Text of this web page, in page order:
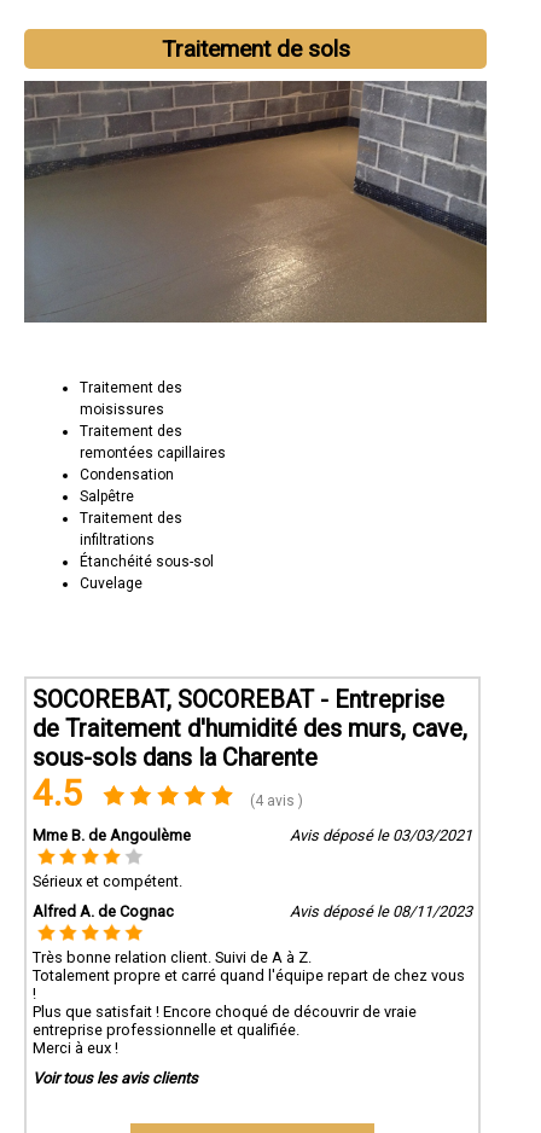
Traitement de sols
Traitement des
moisissures
Traitement des
remontées capillaires
Condensation
Salpêtre
Traitement des
infiltrations
Étanchéité sous-sol
Cuvelage
SOCOREBAT, SOCOREBAT - Entreprise
de Traitement d'humidité des murs, cave,
sous-sols dans la Charente
4.5 (4 avis )
Mme B. de Angoulème Avis déposé le 03/03/2021
Sérieux et compétent.
Alfred A. de Cognac
Avis déposé le 08/11/2023
Très bonne relation client. Suivi de A à Z.
Totalement propre et carré quand l'équipe repart de chez vous
!
Plus que satisfait ! Encore choqué de découvrir de vraie
entreprise professionnelle et qualifiée.
Merci à eux !
Voir tous les avis clients